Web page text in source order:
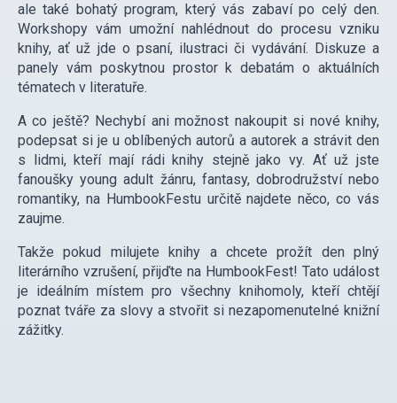
ale také bohatý program, který vás zabaví po celý den.
Workshopy vám umožní nahlédnout do procesu vzniku
knihy, ať už jde o psaní, ilustraci či vydávání. Diskuze a
panely vám poskytnou prostor k debatám o aktuálních
tématech v literatuře.
A co ještě? Nechybí ani možnost nakoupit si nové knihy,
podepsat si je u oblíbených autorů a autorek a strávit den
s lidmi, kteří mají rádi knihy stejně jako vy. Ať už jste
fanoušky young adult žánru, fantasy, dobrodružství nebo
romantiky, na HumbookFestu určitě najdete něco, co vás
zaujme.
Takže pokud milujete knihy a chcete prožít den plný
literárního vzrušení, přijďte na HumbookFest! Tato událost
je ideálním místem pro všechny knihomoly, kteří chtějí
poznat tváře za slovy a stvořit si nezapomenutelné knižní
zážitky.